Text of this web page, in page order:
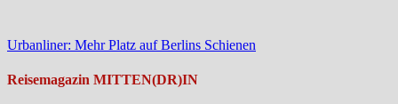
Urbanliner: Mehr Platz auf Berlins Schienen
Reisemagazin MITTEN(DR)IN